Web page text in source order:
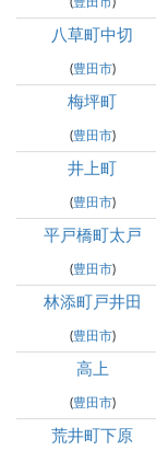
八草町中切
(豊田市)
梅坪町
(豊田市)
井上町
(豊田市)
平戸橋町太戸
(豊田市)
林添町戸井田
(豊田市)
高上
(豊田市)
荒井町下原